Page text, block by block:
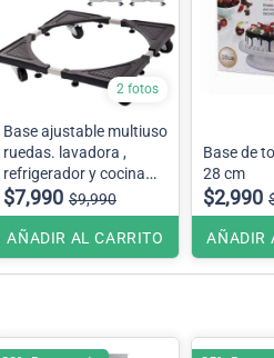
2 fotos
Base ajustable multiuso
ruedas. lavadora ,
refrigerador y cocina
80x80
$7,990 $9,990
AÑADIR AL CARRITO
Base de
28 cm
$2,990
AÑADIR